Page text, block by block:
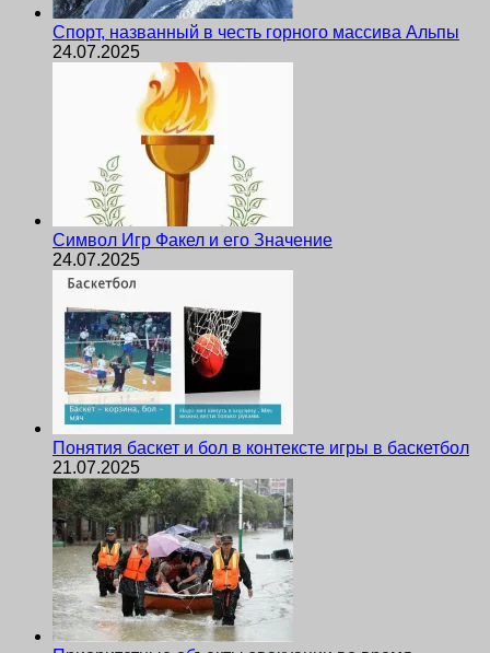
Спорт, названный в честь горного массива Альпы
24.07.2025
Символ Игр Факел и его Значение
24.07.2025
Понятия баскет и бол в контексте игры в баскетбол
21.07.2025